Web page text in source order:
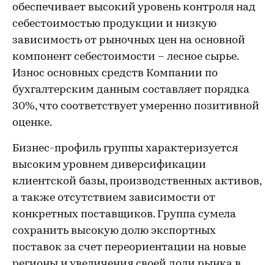
обеспечивает высокий уровень контроля над
себестоимостью продукции и низкую
зависимость от рыночных цен на основной
компонент себестоимости – лесное сырье.
Износ основных средств Компании по
бухгалтерским данным составляет порядка
30%, что соответствует умеренно позитивной
оценке.
Бизнес-профиль группы характеризуется
высоким уровнем диверсификации
клиентской базы, производственных активов,
а также отсутствием зависимости от
конкретных поставщиков. Группа сумела
сохранить высокую долю экспортных
поставок за счет переориентации на новые